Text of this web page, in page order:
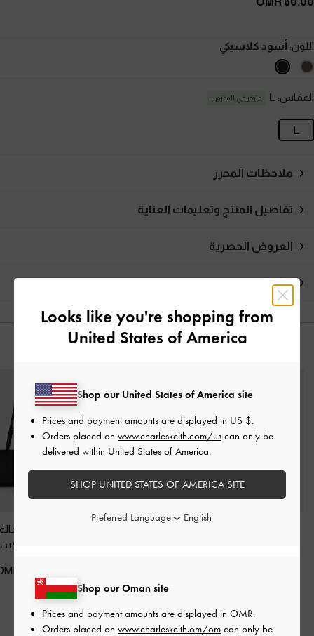
اللون: أسود كلاسيكي
المقاس: L متوفر في المخزون
L
ملاحظات المحرر
تفاصيل المنتج وتعليمات العناية
العروض الحصرية
الشحن والإرجاع
حقيبة كتف
أسود
Looks like you're shopping from
United States of America
Shop our Oman site
Prices and payment amounts are displayed in OMR.
Orders placed on www.charleskeith.om/om can only be
Shop our United States of America site
Prices and payment amounts are displayed in US $.
Orders placed on www.charleskeith.com/us can only be
delivered within United States of America.
SHOP UNITED STATES OF AMERICA SITE
Preferred Language: